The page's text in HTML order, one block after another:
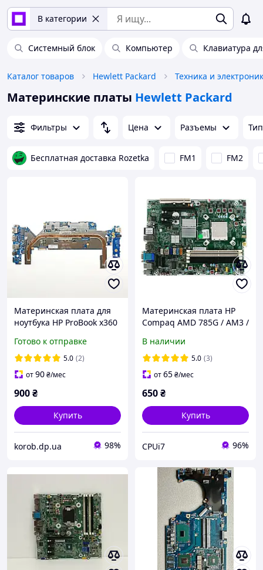
В категории
Системный блок Компьютер Клавиатура
Каталог товаров Hewlett Packard Техника и
Материнские платы Hewlett Packard
Фильтры Цена Разъемы
Бесплатная доставка Rozetka FM1 FM2
Материнская плата для
ноутбука HP ProBook x360
RAM 8 Gb (6050A3009601-
MB-A01) "Б/У"
Готово к отправке
5.0 (2)
от90₴/мес
900₴
Купить
korob.dp.ua 98%
Материнская плата HP
Compaq AMD 785G / AM3 /
(6000/6005/6200/6300/630
5 SFF)
В наличии
5.0 (3)
от65₴/мес
650₴
Купить
CPUi7 96%